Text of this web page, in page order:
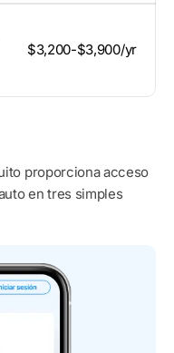
$3,200-$3,900/yr
proporciona acceso
en tres simples